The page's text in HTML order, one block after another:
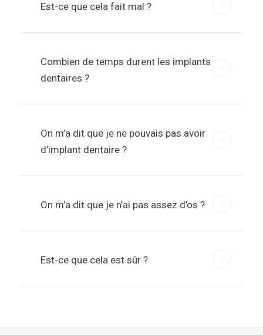
Est-ce que cela fait mal ?
Combien de temps durent les implants
dentaires ?
On m’a dit que je ne pouvais pas avoir
d’implant dentaire ?
On m’a dit que je n’ai pas assez d’os ?
Est-ce que cela est sûr ?